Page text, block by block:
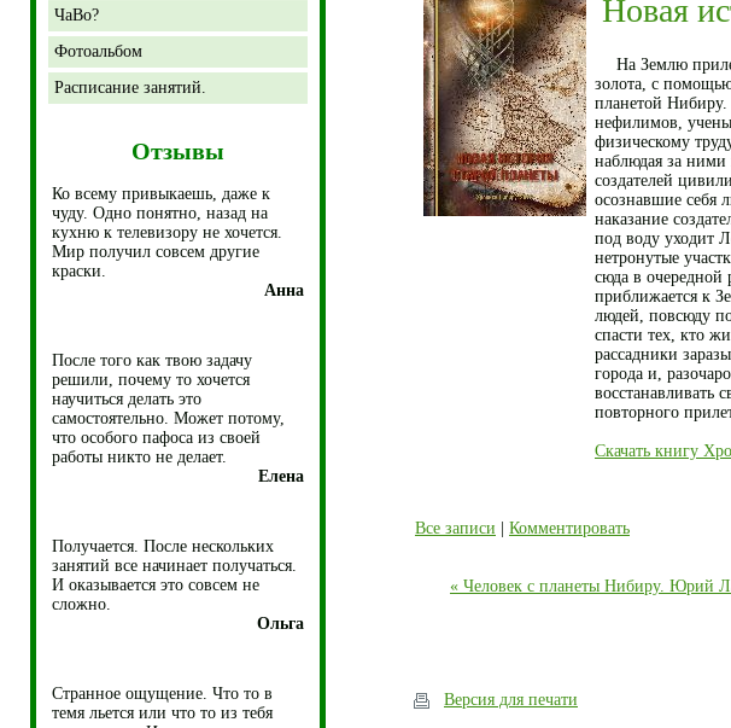
ЧаВо?
Фотоальбом
Расписание занятий.
Отзывы
Ко всему привыкаешь, даже к
чуду. Одно понятно, назад на
кухню к телевизору не хочется.
Мир получил совсем другие
краски.
Анна
После того как твою задачу
решили, почему то хочется
научиться делать это
самостоятельно. Может потому,
что особого пафоса из своей
работы никто не делает.
Елена
Получается. После нескольких
занятий все начинает получаться.
И оказывается это совсем не
сложно.
Ольга
Странное ощущение. Что то в
темя льется или что то из тебя
Новая
На Землю
золота, с
планетой Нибиру.
нефилимов,
физическому
наблюдая за ними
создателей
осознавшие себя
наказание
под воду уходит
нетронутые
сюда в очередной
приближается к
людей, повсюду
спасти тех, кто
рассадники
города и,
восстанавливать
повторного
Скачать книгу
Все записи Комментировать
« Человек с планеты Нибиру. Юрий
Версия для печати